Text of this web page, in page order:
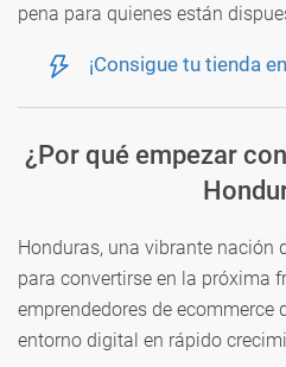
pena para quienes están
¡Consigue tu tienda
¿Por qué empezar
Honduras, una vibrante nación
para convertirse en la próxima
emprendedores de ecommerce
entorno digital en rápido